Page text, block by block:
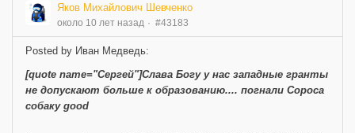
Яков Михайлович Шевченко
около 10 лет назад #43183
Posted by Иван Медведь:
[quote name="Сергей"]Слава Богу у нас западные гранты
не допускают больше к образованию.... погнали Сороса
собаку good